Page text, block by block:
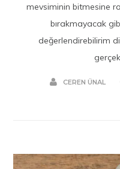
mevsiminin bitmesine
bırakmayacak
değerlendirebilirim
CEREN ÜNAL